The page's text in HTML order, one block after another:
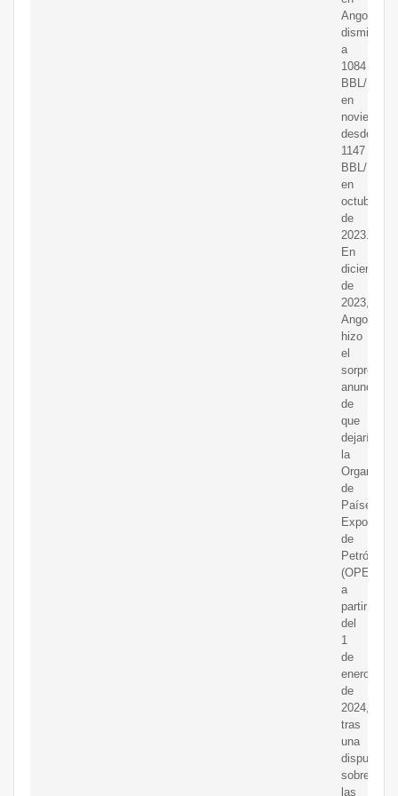
Angola
disminuyó
a
1084
BBL/D/1K
en
noviembre
desde
1147
BBL/D/1K
en
octubre
de
2023.
En
diciembre
de
2023,
Angola
hizo
el
anuncio
de
que
dejaría
la
de
Países
de
Petróleo
(OPEP)
a
partir
del
1
de
enero
de
2024,
tras
una
disputa
sobre
las